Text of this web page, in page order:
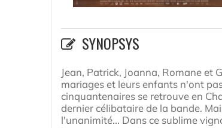
SYNOPSYS
Jean, Patrick, Joanna, Romane et
mariages et leurs enfants n'ont
cinquantenaires se retrouve en
dernier célibataire de la bande.
l'unanimité... Dans ce sublime